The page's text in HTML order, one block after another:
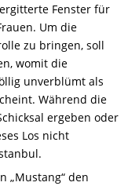
Fenster für
Um die
zu bringen, soll
womit die
unverblümt als
Während die
ergeben oder
Los nicht
„Mustang“ den